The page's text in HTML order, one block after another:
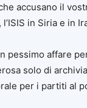
accusano il
in Siria e in
pessimo affare
solo di
per i partiti al